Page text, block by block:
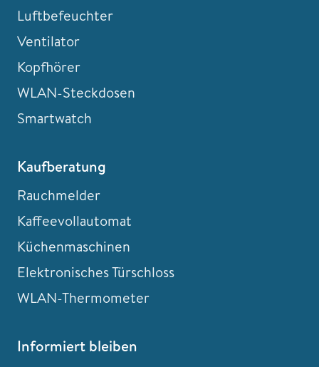
Luftbefeuchter
Ventilator
Kopfhörer
WLAN-Steckdosen
Smartwatch
Kaufberatung
Rauchmelder
Kaffeevollautomat
Küchenmaschinen
Elektronisches Türschloss
WLAN-Thermometer
Informiert bleiben